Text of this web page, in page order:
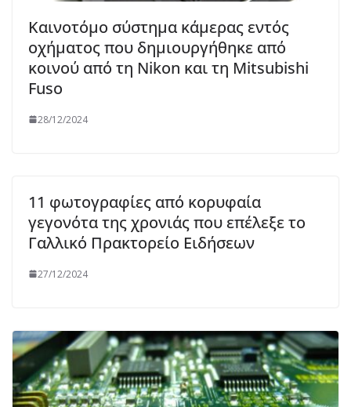
Καινοτόμο σύστημα κάμερας εντός
οχήματος που δημιουργήθηκε από
κοινού από τη Nikon και τη Mitsubishi
Fuso
28/12/2024
11 φωτογραφίες από κορυφαία
γεγονότα της χρονιάς που επέλεξε το
Γαλλικό Πρακτορείο Ειδήσεων
27/12/2024